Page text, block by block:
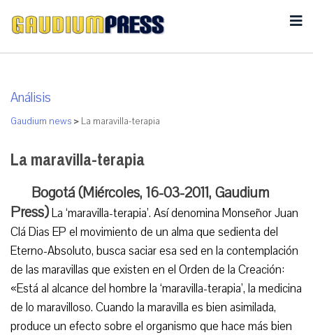
Análisis
Gaudium news > La maravilla-terapia
La maravilla-terapia
Bogotá (Miércoles, 16-03-2011, Gaudium
Press)La ‘maravilla-terapia’. Así denomina Monseñor Juan
Clá Dias EP el movimiento de un alma que sedienta del
Eterno-Absoluto, busca saciar esa sed en la contemplación
de las maravillas que existen en el Orden de la Creación:
«Está al alcance del hombre la ‘maravilla-terapia’, la medicina
de lo maravilloso. Cuando la maravilla es bien asimilada,
produce un efecto sobre el organismo que hace más bien